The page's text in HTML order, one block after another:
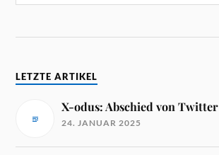
LETZTE ARTIKEL
X-odus: Abschied von Twitter
24. JANUAR 2025